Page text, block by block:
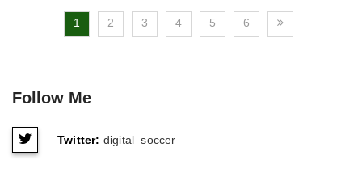
1 2 3 4 5 6
Follow Me
Twitter: digital_soccer